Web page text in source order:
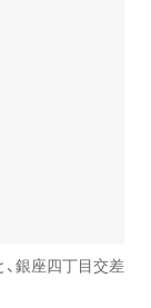
銀座四丁目交差